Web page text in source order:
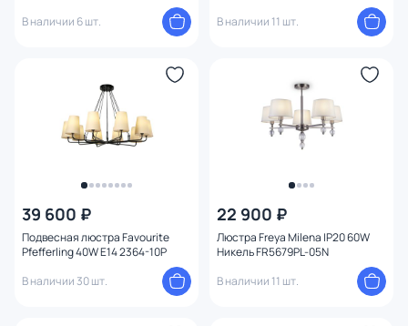
В наличии 6 шт.
В наличии 11 шт.
39 600 ₽
Подвесная люстра Favourite
Pfefferling 40W E14 2364-10P
В наличии 30 шт.
22 900 ₽
Люстра Freya Milena IP20 60W
Никель FR5679PL-05N
В наличии 11 шт.